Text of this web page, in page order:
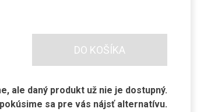
DO KOŠÍKA
ale daný produkt už nie je dostupný.
sa pre vás nájsť alternatívu.